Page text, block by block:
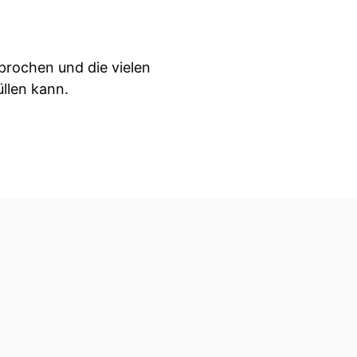
und die vielen
kann.